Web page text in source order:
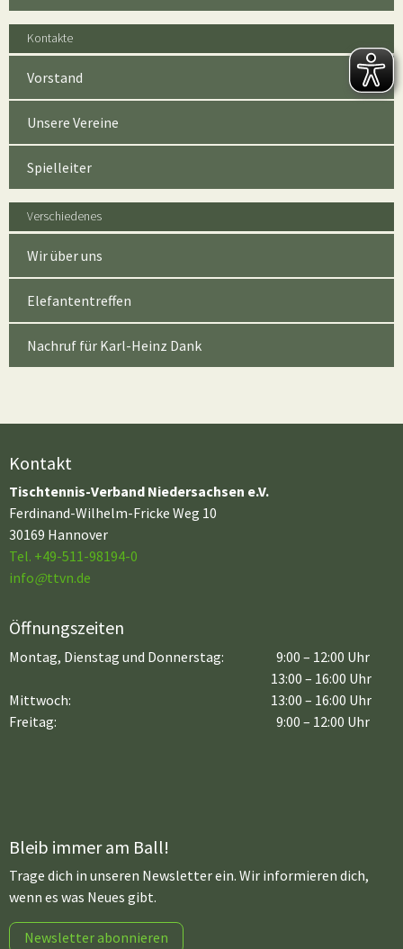
Kontakte
Vorstand
Unsere Vereine
Spielleiter
Verschiedenes
Wir über uns
Elefantentreffen
Nachruf für Karl-Heinz Dank
Kontakt
Tischtennis-Verband Niedersachsen e.V.
Ferdinand-Wilhelm-Fricke Weg 10
30169 Hannover
Tel. +49-511-98194-0
info@ttvn.de
Öffnungszeiten
Montag, Dienstag und Donnerstag:
9:00 – 12:00 Uhr
13:00 – 16:00 Uhr
Mittwoch:
Freitag:
13:00 – 16:00 Uhr
9:00 – 12:00 Uhr
Bleib immer am Ball!
Trage dich in unseren Newsletter ein. Wir informieren dich,
wenn es was Neues gibt.
Newsletter abonnieren